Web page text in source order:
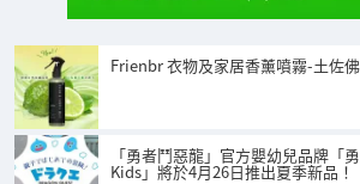
Frienbr 衣物及家居香薰噴霧-土佐
「勇者鬥惡龍」官方嬰幼兒品牌「
Kids」將於4月26日推出夏季新品！